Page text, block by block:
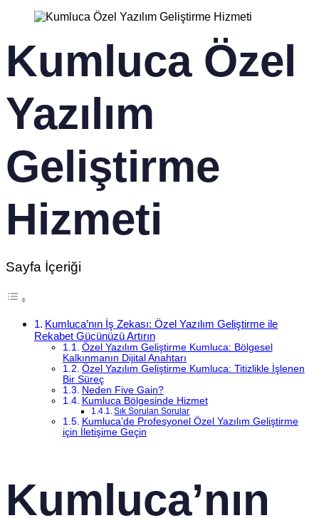
Kumluca Özel
Yazılım
Geliştirme
Hizmeti
Sayfa İçeriği
Kumluca’nın İş Zekası: Özel Yazılım Geliştirme ile
Rekabet Gücünüzü Artırın
Özel Yazılım Geliştirme Kumluca: Bölgesel
Kalkınmanın Dijital Anahtarı
Özel Yazılım Geliştirme Kumluca: Titizlikle İşlenen
Bir Süreç
Neden Five Gain?
Kumluca Bölgesinde Hizmet
Sık Sorulan Sorular
Kumluca’de Profesyonel Özel Yazılım Geliştirme
için İletişime Geçin
Kumluca’nın